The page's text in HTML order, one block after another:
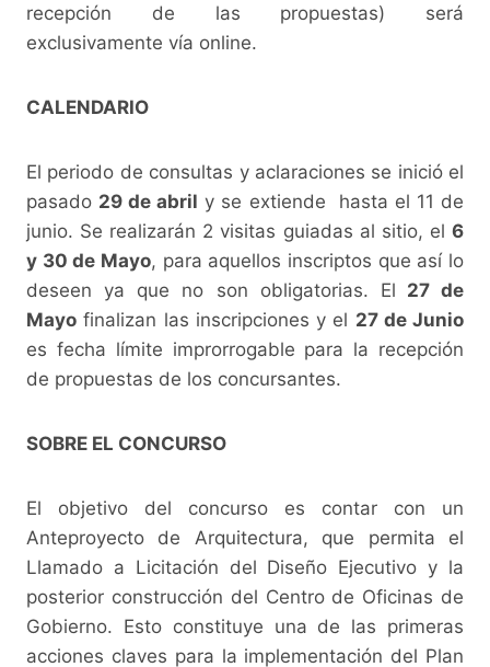
recepción de las propuestas) será
exclusivamente vía online.
CALENDARIO
El periodo de consultas y aclaraciones se inició el
pasado 29 de abril y se extiende hasta el 11 de
junio. Se realizarán 2 visitas guiadas al sitio, el 6
y 30 de Mayo, para aquellos inscriptos que así lo
deseen ya que no son obligatorias. El 27 de
Mayo finalizan las inscripciones y el 27 de Junio
es fecha límite improrrogable para la recepción
de propuestas de los concursantes.
SOBRE EL CONCURSO
El objetivo del concurso es contar con un
Anteproyecto de Arquitectura, que permita el
Llamado a Licitación del Diseño Ejecutivo y la
posterior construcción del Centro de Oficinas de
Gobierno. Esto constituye una de las primeras
acciones claves para la implementación del Plan